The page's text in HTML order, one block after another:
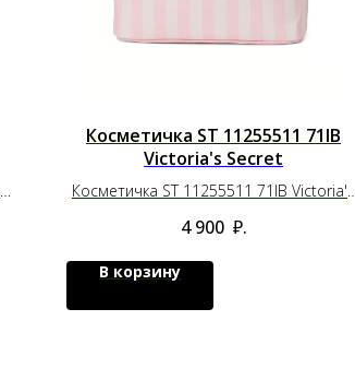
Косметичка ST 11255511 71IB
Victoria's Secret
Косметичка ST 11255511 71IB Victoria's
4 900 ₽.
В корзину